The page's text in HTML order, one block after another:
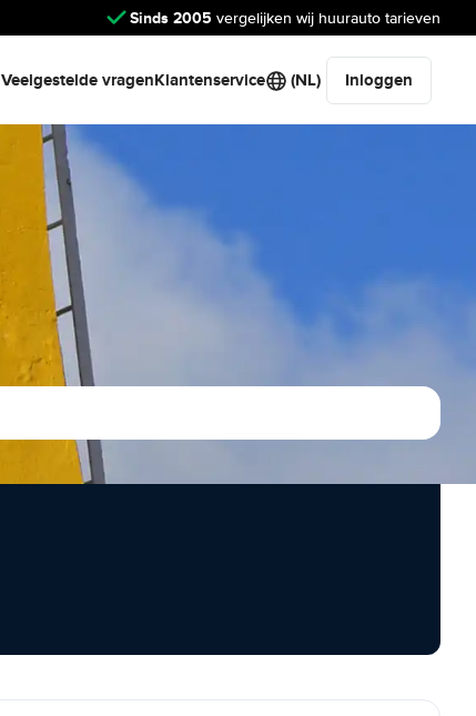
Sinds 2005 vergelijken wij huurauto tarieven
Veelgestelde vragenKlantenservice (NL) Inloggen